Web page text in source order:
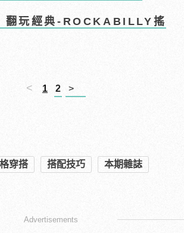
翻玩經典-ROCKABILLY搖
< 1 2 >
穿搭 搭配技巧 本期雜誌
Advertisements